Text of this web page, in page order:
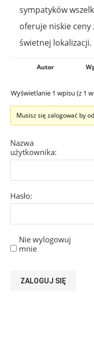
sympatyków
oferuje niskie ceny
świetnej lokalizacji.
Autor
Wyświetlanie 1 wpisu (z 1
Musisz się zalogować by
Nazwa
użytkownika:
Hasło:
Nie wylogowuj
mnie
ZALOGUJ SIĘ